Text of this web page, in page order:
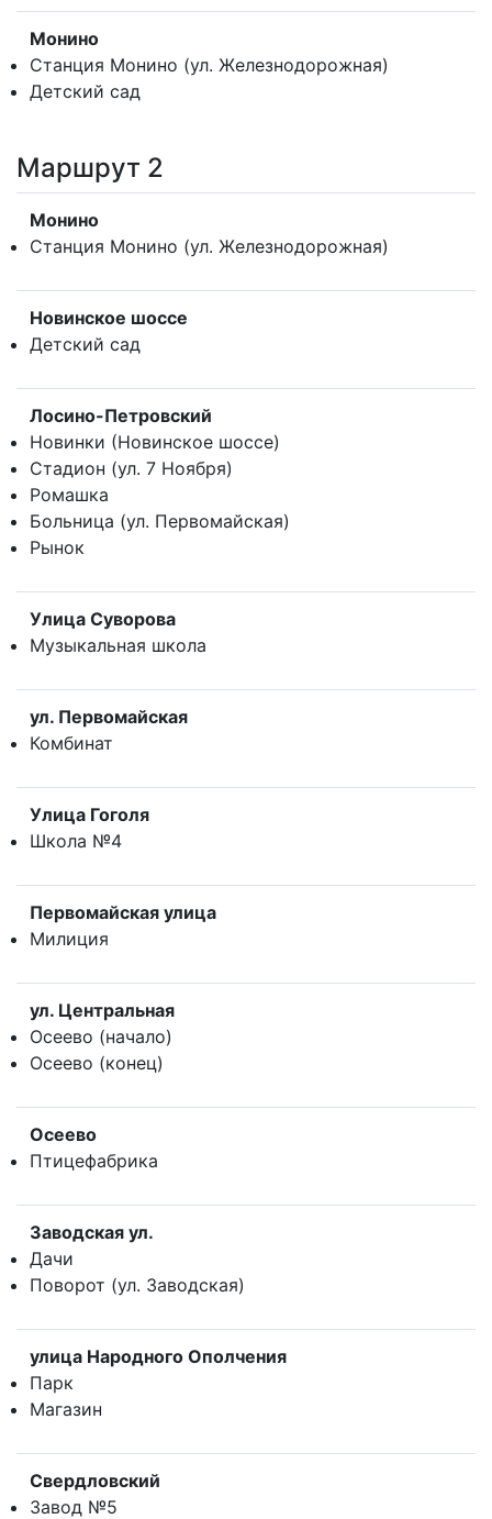
Монино
Станция Монино (ул. Железнодорожная)
Детский сад
Маршрут 2
Монино
Станция Монино (ул. Железнодорожная)
Новинское шоссе
Детский сад
Лосино-Петровский
Новинки (Новинское шоссе)
Стадион (ул. 7 Ноября)
Ромашка
Больница (ул. Первомайская)
Рынок
Улица Суворова
Музыкальная школа
ул. Первомайская
Комбинат
Улица Гоголя
Школа №4
Первомайская улица
Милиция
ул. Центральная
Осеево (начало)
Осеево (конец)
Осеево
Птицефабрика
Заводская ул.
Дачи
Поворот (ул. Заводская)
улица Народного Ополчения
Парк
Магазин
Свердловский
Завод №5